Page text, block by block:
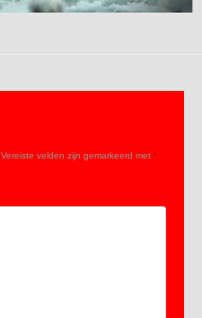
Vereiste velden zijn gemarkeerd met *